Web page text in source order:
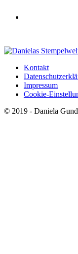
Kontakt
Impressum
Cookie-
© 2019 - Daniela